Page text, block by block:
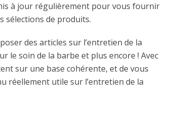
à jour régulièrement pour vous fournir
sélections de produits.
des articles sur l’entretien de la
le soin de la barbe et plus encore ! Avec
sur une base cohérente, et de vous
réellement utile sur l’entretien de la